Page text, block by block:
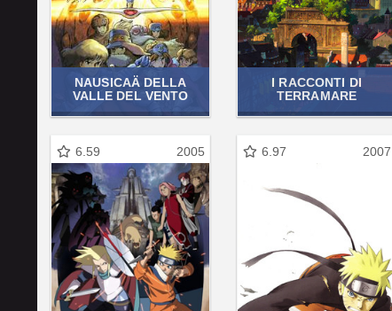
NAUSICAÄ DELLA
VALLE DEL VENTO
I RACCONTI DI
TERRAMARE
6.59 2005 6.97 2007